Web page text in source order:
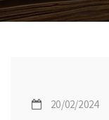
20/02/2024